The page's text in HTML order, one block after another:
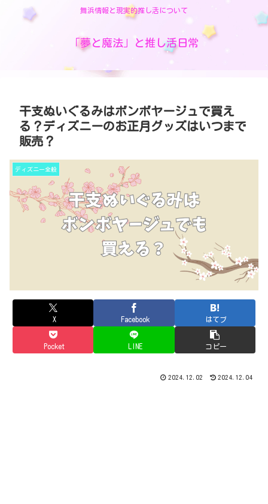
舞浜情報と現実的推し活について
「夢と魔法」と推し活日常
干支ぬいぐるみはボンボヤージュで買え
る？ディズニーのお正月グッズはいつまで
販売？
ディズニー全般
X Facebook はてブ
Pocket LINE コピー
2024.12.02 2024.12.04